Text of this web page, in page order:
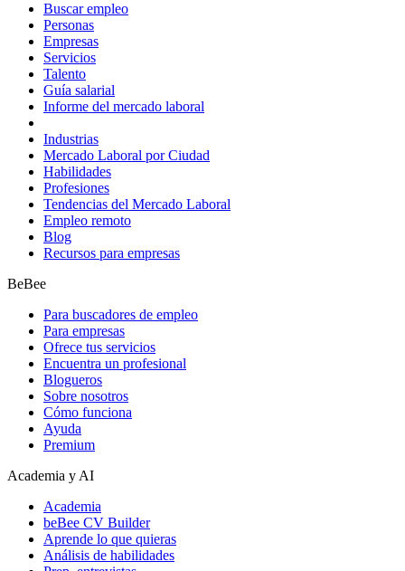
Buscar empleo
Personas
Empresas
Servicios
Talento
Guía salarial
Informe del mercado laboral
Industrias
Mercado Laboral por Ciudad
Habilidades
Profesiones
Tendencias del Mercado Laboral
Empleo remoto
Blog
Recursos para empresas
BeBee
Para buscadores de empleo
Para empresas
Ofrece tus servicios
Encuentra un profesional
Blogueros
Sobre nosotros
Cómo funciona
Ayuda
Premium
Academia y AI
Academia
beBee CV Builder
Aprende lo que quieras
Análisis de habilidades